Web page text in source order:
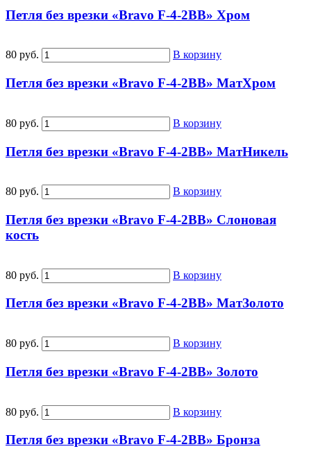
Петля без врезки «Bravo F-4-2BB» Хром
80 руб. В корзину
Петля без врезки «Bravo F-4-2BB» МатХром
80 руб. В корзину
Петля без врезки «Bravo F-4-2BB» МатНикель
80 руб. В корзину
Петля без врезки «Bravo F-4-2BB» Слоновая
кость
80 руб. В корзину
Петля без врезки «Bravo F-4-2BB» МатЗолото
80 руб. В корзину
Петля без врезки «Bravo F-4-2BB» Золото
80 руб. В корзину
Петля без врезки «Bravo F-4-2BB» Бронза